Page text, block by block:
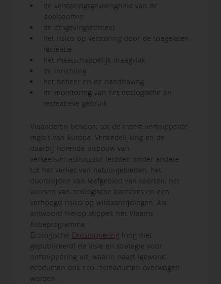
de verstoringsgevoeligheid van de
doelsoorten
de omgevingscontext
het risico op verstoring door de toegelaten
recreatie
het maatschappelijk draagvlak
de inrichting
het beheer en de handhaving
de monitoring van het ecologische en
recreatieve gebruik
Vlaanderen behoort tot de meest versnipperde
regio’s van Europa. Verstedelijking en de
daarbij horende uitbouw van
verkeersinfrastructuur leidden onder andere
tot het verlies van natuurgebieden, het
doorsnijden van leefgebied van soorten, het
vormen van ecologische barrières en een
verhoogd risico op wildaanrijdingen. Als
antwoord hierop stippelt het Vlaams
Actieprogramma
Ecologische Ontsnippering (nog niet
gepubliceerd) de visie en strategie voor
ontsnippering uit, waarin naast (gewone)
ecoducten ook eco-recreaducten overwogen
worden.